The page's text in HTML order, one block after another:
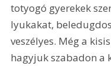
totyogó gyerekek
lyukakat,
veszélyes. Még a
hagyjuk szabadon a